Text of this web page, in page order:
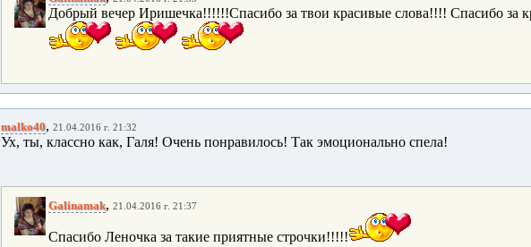
Добрый вечер Иришечка!!!!!!Спасибо за твои красивые слова!!!! Спасибо за
malko40, 21.04.2016 г. 21:32
Ух, ты, классно как, Галя! Очень понравилось! Так эмоционально спела!
Galinamak, 21.04.2016 г. 21:37
Спасибо Леночка за такие приятные строчки!!!!!